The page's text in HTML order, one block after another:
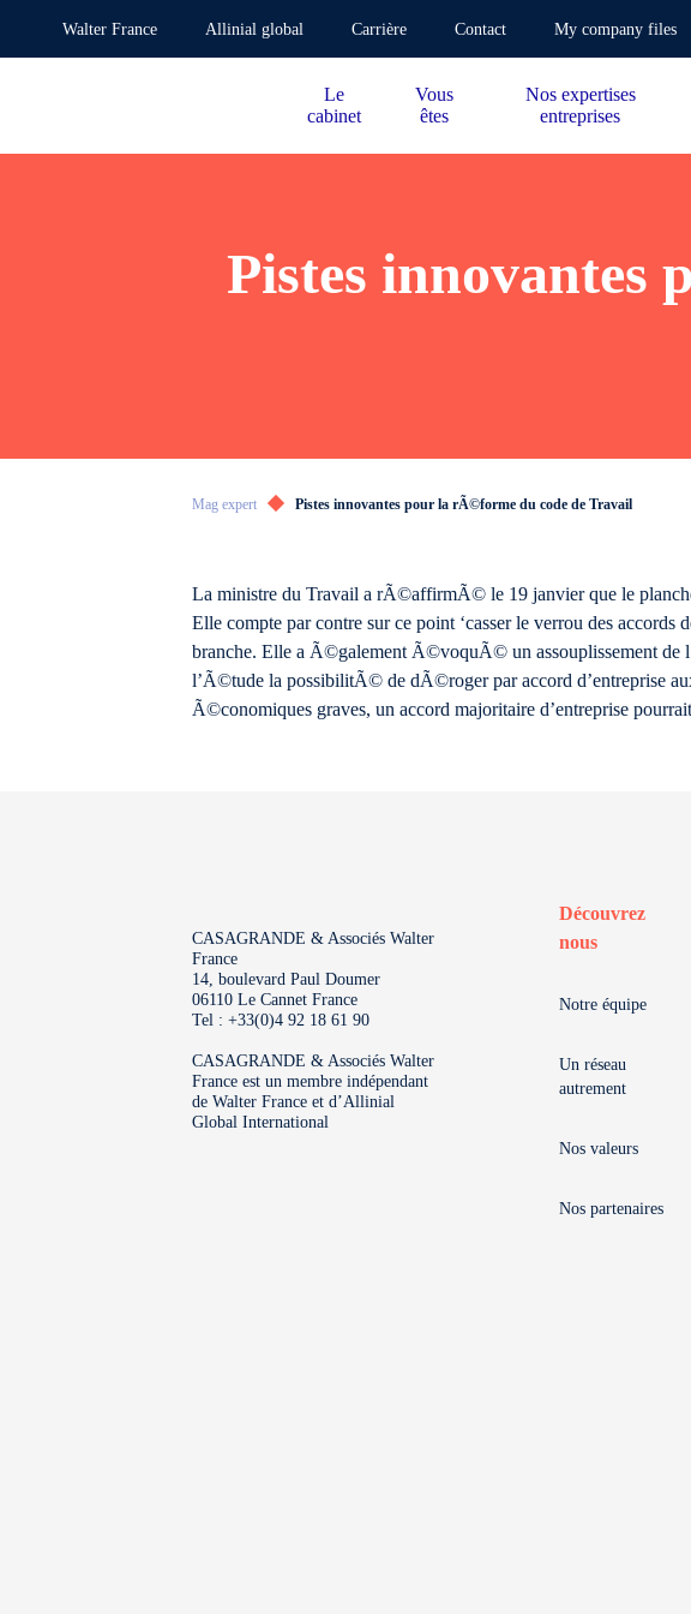
Walter France Allinial global Carrière Contact My company files
Le
cabinet
Vous
êtes
Nos expertises
entreprises
Pistes innovantes
Mag expert Pistes innovantes pour la rÃ©forme du code de Travail
La ministre du Travail a rÃ©affirmÃ© le 19 janvier que le
Elle compte par contre sur ce point ‘casser le verrou des
branche. Elle a Ã©galement Ã©voquÃ© un assouplissement de
l’Ã©tude la possibilitÃ© de dÃ©roger par accord d’entreprise
Ã©conomiques graves, un accord majoritaire d’entreprise
CASAGRANDE & Associés Walter
France
14, boulevard Paul Doumer
06110 Le Cannet France
Tel : +33(0)4 92 18 61 90
CASAGRANDE & Associés Walter
France est un membre indépendant
de Walter France et d’Allinial
Global International
Découvrez
nous
Notre équipe
Un réseau
autrement
Nos valeurs
Nos partenaires